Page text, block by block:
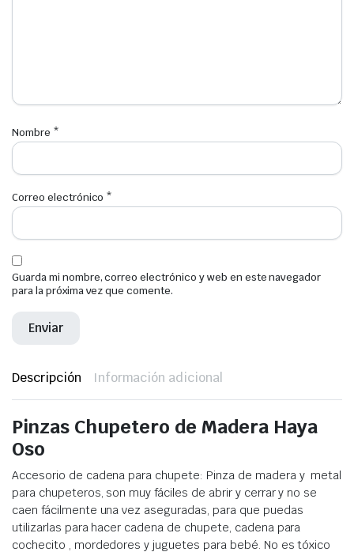
Nombre *
Correo electrónico *
Guarda mi nombre, correo electrónico y web en este navegador
para la próxima vez que comente.
Descripción Información adicional
Pinzas Chupetero de Madera Haya
Oso
Accesorio de cadena para chupete: Pinza de madera y metal
para chupeteros, son muy fáciles de abrir y cerrar y no se
caen fácilmente una vez aseguradas, para que puedas
utilizarlas para hacer cadena de chupete, cadena para
cochecito , mordedores y juguetes para bebé. No es tóxico